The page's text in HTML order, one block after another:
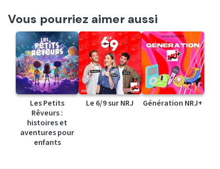
Vous pourriez aimer aussi
Les Petits
Rêveurs :
histoires et
aventures pour
enfants
Le 6/9 sur NRJ Génération NRJ+